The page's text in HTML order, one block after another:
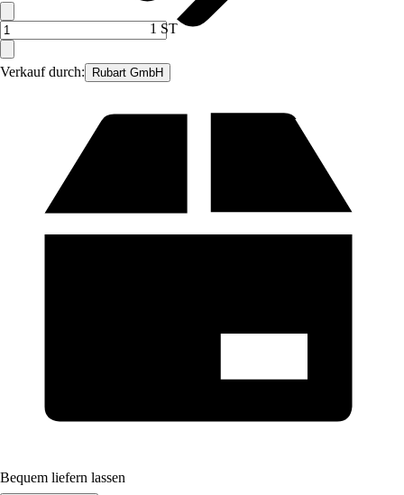
Verkauf durch: Rubart GmbH
1 ST
Bequem liefern lassen